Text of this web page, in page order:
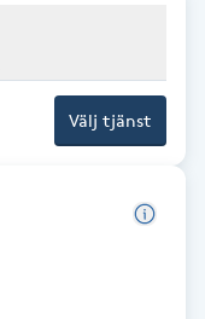
Välj tjänst